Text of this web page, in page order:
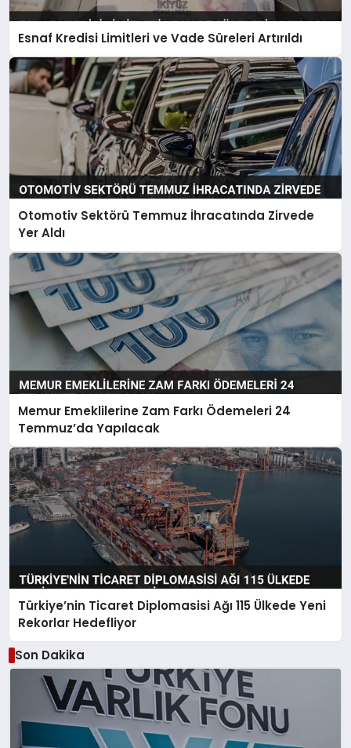
Esnaf Kredisi Limitleri ve Vade Süreleri Artırıldı
Otomotiv Sektörü Temmuz İhracatında Zirvede
Yer Aldı
Memur Emeklilerine Zam Farkı Ödemeleri 24
Temmuz’da Yapılacak
Türkiye’nin Ticaret Diplomasisi Ağı 115 Ülkede Yeni
Rekorlar Hedefliyor
Son Dakika